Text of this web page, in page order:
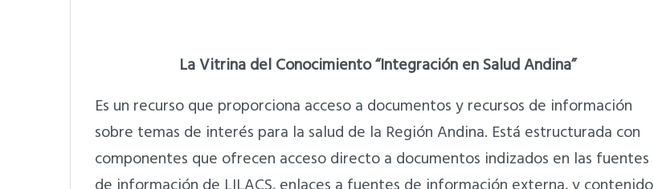
La Vitrina del Conocimiento “Integración en Salud Andina”
Es un recurso que proporciona acceso a documentos y recursos de información
sobre temas de interés para la salud de la Región Andina. Está estructurada con
componentes que ofrecen acceso directo a documentos indizados en las fuentes